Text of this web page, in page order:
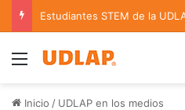
Menu
Inicio / UDLAP en los medios